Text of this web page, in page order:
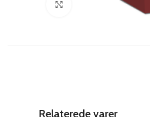
Klik for at forstørre
Relaterede varer